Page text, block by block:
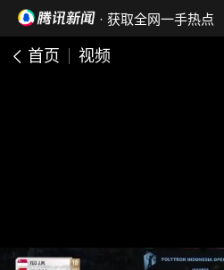
· 获取全网一手热点
首页 视频